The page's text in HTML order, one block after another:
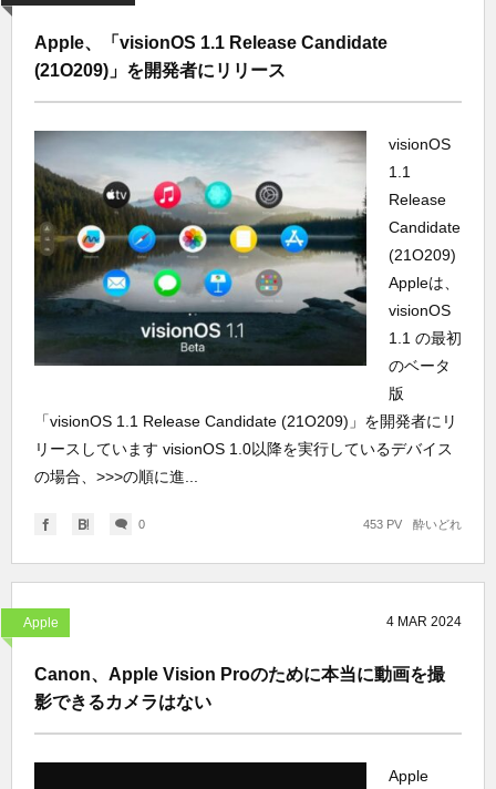
Apple、「visionOS 1.1 Release Candidate
(21O209)」を開発者にリリース
visionOS
1.1
Release
Candidate
(21O209)
Appleは、
visionOS
1.1 の最初
のベータ
版
「visionOS 1.1 Release Candidate (21O209)」を開発者にリ
リースしています visionOS 1.0以降を実行しているデバイス
の場合、>>>の順に進...
0 酔いどれ
453 PV
Apple 4 MAR 2024
Canon、Apple Vision Proのために本当に動画を撮
影できるカメラはない
Apple